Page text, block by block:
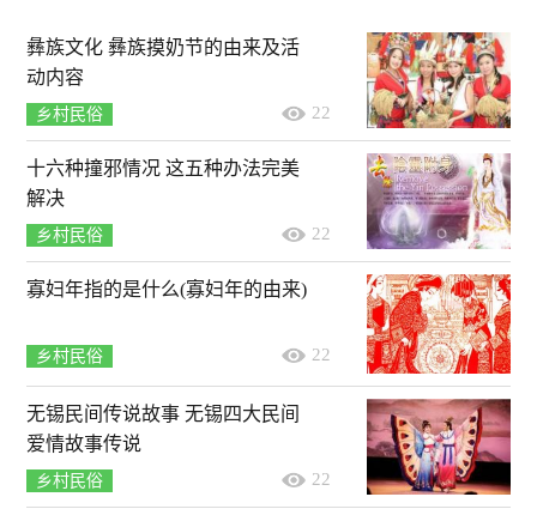
彝族文化 彝族摸奶节的由来及活
动内容
乡村民俗 22
十六种撞邪情况 这五种办法完美
解决
乡村民俗 22
寡妇年指的是什么(寡妇年的由来)
乡村民俗 22
无锡民间传说故事 无锡四大民间
爱情故事传说
乡村民俗 22